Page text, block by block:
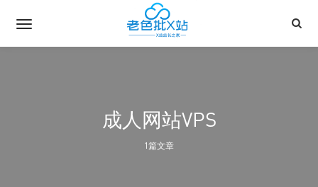
成人网站VPS
1篇文章